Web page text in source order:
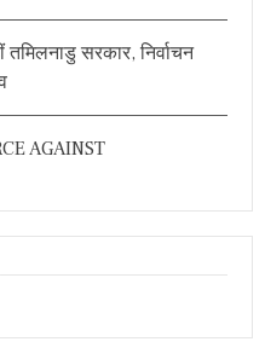
सरकार, निर्वाचन
AGAINST